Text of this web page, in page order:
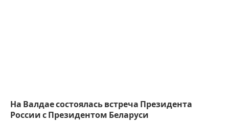
На Валдае состоялась встреча Президента
России с Президентом Беларуси